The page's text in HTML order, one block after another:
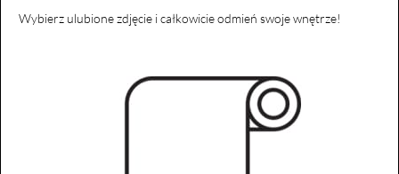
Wybierz ulubione zdjęcie i całkowicie odmień swoje wnętrze!